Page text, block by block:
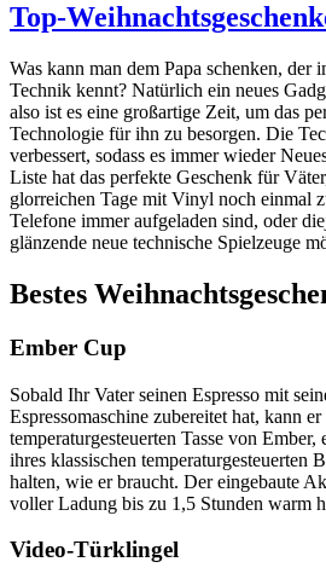
Top-
Was kann man dem Papa schenken, der
Technik kennt? Natürlich ein neues
also ist es eine großartige Zeit, um das
Technologie für ihn zu besorgen. Die
verbessert, sodass es immer wieder
Liste hat das perfekte Geschenk für
glorreichen Tage mit Vinyl noch einmal
Telefone immer aufgeladen sind, oder
glänzende neue technische Spielzeuge
Bestes
Ember Cup
Sobald Ihr Vater seinen Espresso mit
Espressomaschine zubereitet hat, kann
temperaturgesteuerten Tasse von
ihres klassischen temperaturgesteuerten
halten, wie er braucht. Der eingebaute
voller Ladung bis zu 1,5 Stunden warm
Video-Türklingel